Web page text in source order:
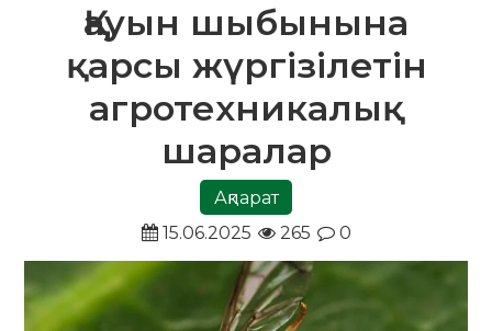
Қауын шыбынына
қарсы жүргізілетін
агротехникалық
шаралар
Ақпарат
15.06.2025
265 0